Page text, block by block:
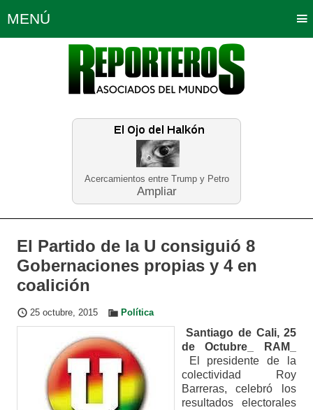
Acercamientos entre Trump y Petro
Ampliar
MENÚ
Política Opinión Bogotá
Planeta Tierra Deportes
Educación Neira
El Partido de la U consiguió 8
Gobernaciones propias y 4 en
coalición
25 octubre, 2015 Política
Santiago de Cali, 25
de Octubre_ RAM_
El presidente de la
colectividad Roy
Barreras, celebró los
resultados electorales